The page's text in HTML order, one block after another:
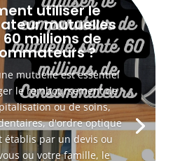
utiliser le
mutuelles
millions de
?
mutuelle est essentiel
le remboursement de
ou de soins,
d'ordre optique
établis par un devis ou
ou votre famille, le